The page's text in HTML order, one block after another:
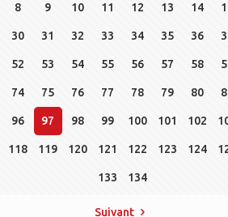
8 9 10 11 12 13 14
30 31 32 33 34 35 36
52 53 54 55 56 57 58
74 75 76 77 78 79 80
96 97 98 99 100 101 102
118 119 120 121 122 123 124
133 134
Suivant